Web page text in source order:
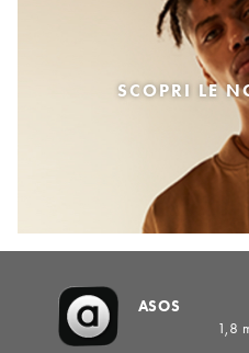
SCOPRI LE
ASOS
1,8